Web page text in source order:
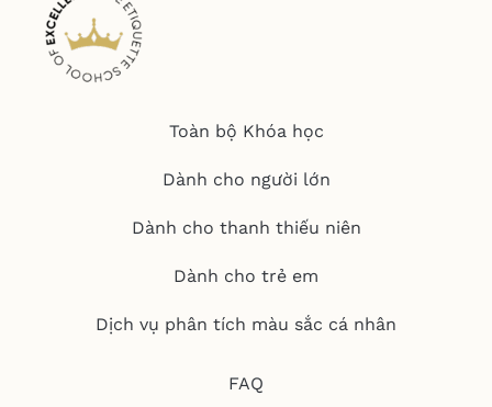
Toàn bộ Khóa học
Dành cho người lớn
Dành cho thanh thiếu niên
Dành cho trẻ em
Dịch vụ phân tích màu sắc cá nhân
FAQ